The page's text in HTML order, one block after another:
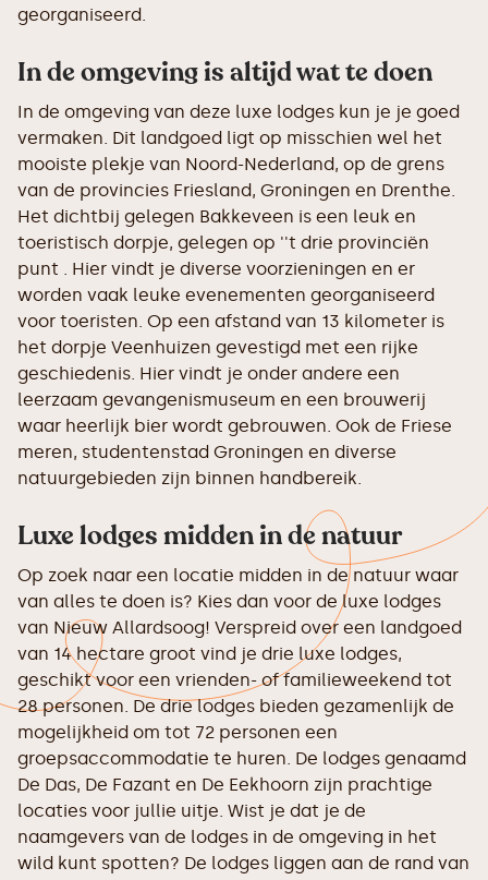
georganiseerd.
In de omgeving is altijd wat te doen
In de omgeving van deze luxe lodges kun je je goed
vermaken. Dit landgoed ligt op misschien wel het
mooiste plekje van Noord-Nederland, op de grens
van de provincies Friesland, Groningen en Drenthe.
Het dichtbij gelegen Bakkeveen is een leuk en
toeristisch dorpje, gelegen op ''t drie provinciën
punt . Hier vindt je diverse voorzieningen en er
worden vaak leuke evenementen georganiseerd
voor toeristen. Op een afstand van 13 kilometer is
het dorpje Veenhuizen gevestigd met een rijke
geschiedenis. Hier vindt je onder andere een
leerzaam gevangenismuseum en een brouwerij
waar heerlijk bier wordt gebrouwen. Ook de Friese
meren, studentenstad Groningen en diverse
natuurgebieden zijn binnen handbereik.
Luxe lodges midden in de natuur
Op zoek naar een locatie midden in de natuur waar
van alles te doen is? Kies dan voor de luxe lodges
van Nieuw Allardsoog! Verspreid over een landgoed
van 14 hectare groot vind je drie luxe lodges,
geschikt voor een vrienden- of familieweekend tot
28 personen. De drie lodges bieden gezamenlijk de
mogelijkheid om tot 72 personen een
groepsaccommodatie te huren. De lodges genaamd
De Das, De Fazant en De Eekhoorn zijn prachtige
locaties voor jullie uitje. Wist je dat je de
naamgevers van de lodges in de omgeving in het
wild kunt spotten? De lodges liggen aan de rand van